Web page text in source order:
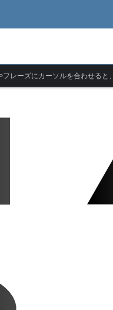
レーズにカーソルを合わせると